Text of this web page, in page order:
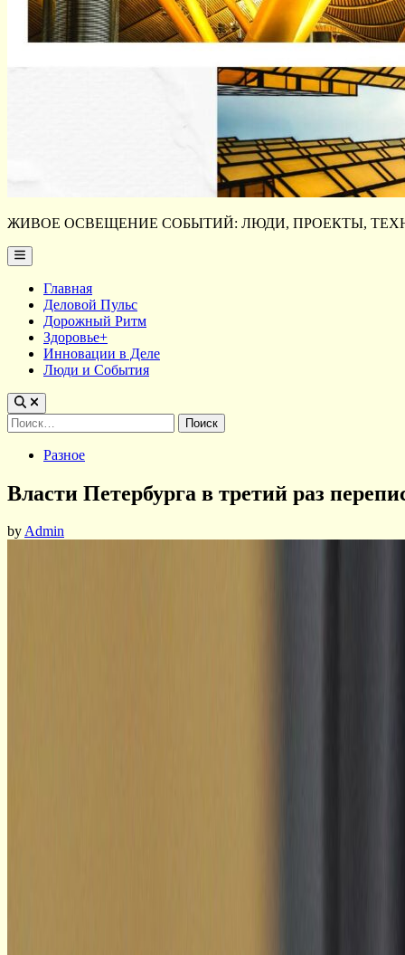
ЖИВОЕ ОСВЕЩЕНИЕ СОБЫТИЙ: ЛЮДИ, ПРОЕКТЫ,
Main
Menu
Главная
Деловой Пульс
Дорожный Ритм
Здоровье+
Инновации в Деле
Люди и События
Найти:
PostedРазное
Власти Петербурга в третий раз
byAdmin